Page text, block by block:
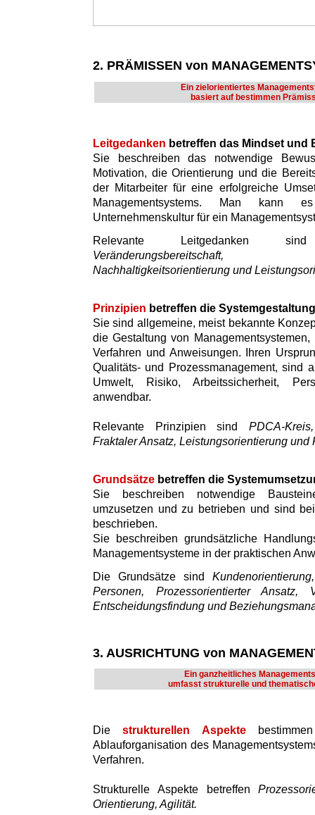
2. PRÄMISSEN von
Ein zielorientiertes
basiert auf bestimmen
Leitgedanken betreffen das Mindset und
Sie beschreiben das notwendige
Motivation, die Orientierung und die
der Mitarbeiter für eine erfolgreiche
Managementsystems. Man kann
Unternehmenskultur für ein
Relevante Leitgedanken
Veränderungsbereitschaft,
Nachhaltigkeitsorientierung und
Prinzipien betreffen die Systemgestaltung
Sie sind allgemeine, meist bekannte
die Gestaltung von
Verfahren und Anweisungen. Ihren
Qualitäts- und Prozessmanagement, sind
Umwelt, Risiko, Arbeitssicherheit,
anwendbar.
Relevante Prinzipien sind PDCA-
Fraktaler Ansatz, Leistungsorientierung und
Grundsätze betreffen die
Sie beschreiben notwendige
umzusetzen und zu betrieben und sind
beschrieben.
Sie beschreiben grundsätzliche
Managementsysteme in der praktischen
Die Grundsätze sind
Personen, Prozessorientierter Ansatz,
Entscheidungsfindung und
3. AUSRICHTUNG von
Ein ganzheitliches
umfasst strukturelle und
Diestrukturellen Aspekte
Ablauforganisation des
Verfahren.
Strukturelle Aspekte betreffen
Orientierung, Agilität.